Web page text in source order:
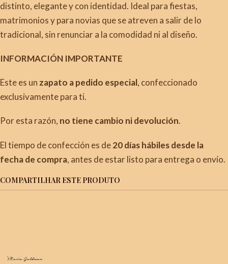
distinto, elegante y con identidad. Ideal para fiestas,
matrimonios y para novias que se atreven a salir de lo
tradicional, sin renunciar a la comodidad ni al diseño.
INFORMACIÓN IMPORTANTE
Este es unzapato a pedido especial, confeccionado
exclusivamente para ti.
Por esta razón, no tiene cambio ni devolución.
El tiempo de confección es de20días hábiles desde la
fecha de compra, antes de estar listo para entrega o envío.
COMPARTILHAR ESTE PRODUTO